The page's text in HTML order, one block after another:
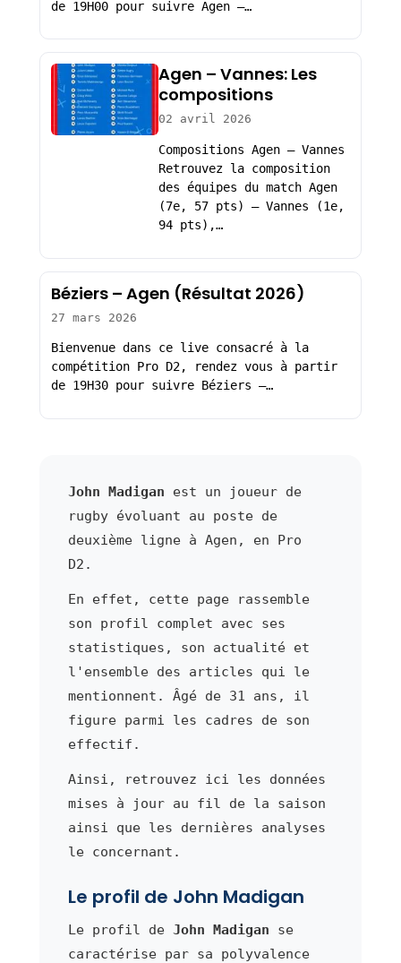
de 19H00 pour suivre Agen –…
Agen – Vannes: Les
compositions
02 avril 2026
Compositions Agen – Vannes
Retrouvez la composition
des équipes du match Agen
(7e, 57 pts) – Vannes (1e,
94 pts),…
Béziers – Agen (Résultat 2026)
27 mars 2026
Bienvenue dans ce live consacré à la
compétition Pro D2, rendez vous à partir
de 19H30 pour suivre Béziers –…
John Madigan est un joueur de
rugby évoluant au poste de
deuxième ligne à Agen, en Pro
D2.
En effet, cette page rassemble
son profil complet avec ses
statistiques, son actualité et
l'ensemble des articles qui le
mentionnent. Âgé de 31 ans, il
figure parmi les cadres de son
effectif.
Ainsi, retrouvez ici les données
mises à jour au fil de la saison
ainsi que les dernières analyses
le concernant.
Le profil de John Madigan
Le profil de John Madigan se
caractérise par sa polyvalence